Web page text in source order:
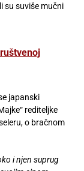
su suviše mučni
japanski
rediteljke
o bračnom
i njen suprug